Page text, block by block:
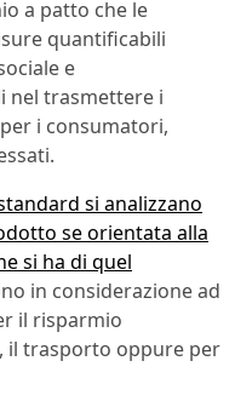
a patto che le
quantificabili
e
nel trasmettere i
i consumatori,
si analizzano
se orientata alla
si ha di quel
in considerazione ad
il risparmio
il trasporto oppure per